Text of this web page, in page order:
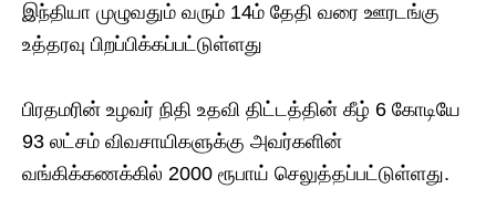
இந்தியா முழுவதும் வரும் 14ம் தேதி வரை ஊரடங்கு
உத்தரவு பிறப்பிக்கப்பட்டுள்ளது
பிரதமரின் உழவர் நிதி உதவி திட்டத்தின் கீழ் 6 கோடியே
93 லட்சம் விவசாயிகளுக்கு அவர்களின்
வங்கிக்கணக்கில் 2000 ரூபாய் செலுத்தப்பட்டுள்ளது.